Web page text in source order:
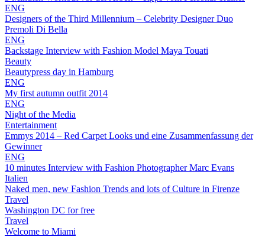
ENG
Designers of the Third Millennium – Celebrity Designer Duo
Premoli Di Bella
ENG
Backstage Interview with Fashion Model Maya Touati
Beauty
Beautypress day in Hamburg
ENG
My first autumn outfit 2014
ENG
Night of the Media
Entertainment
Emmys 2014 – Red Carpet Looks und eine Zusammenfassung der
Gewinner
ENG
10 minutes Interview with Fashion Photographer Marc Evans
Italien
Naked men, new Fashion Trends and lots of Culture in Firenze
Travel
Washington DC for free
Travel
Welcome to Miami